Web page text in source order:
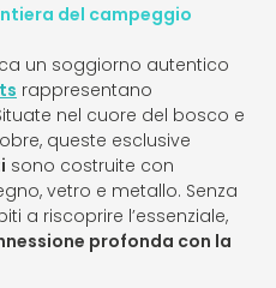
del campeggio
un soggiorno autentico
rappresentano
nel cuore del bosco e
queste esclusive
sono costruite con
vetro e metallo. Senza
a riscoprire l’essenziale,
profonda con la